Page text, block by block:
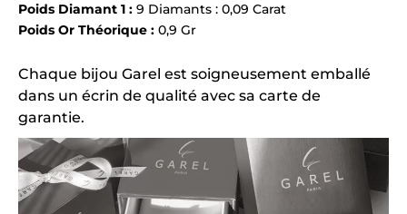
Poids Diamant 1 : 9 Diamants : 0,09 Carat
Poids Or Théorique : 0,9 Gr
Chaque bijou Garel est soigneusement emballé
dans un écrin de qualité avec sa carte de
garantie.